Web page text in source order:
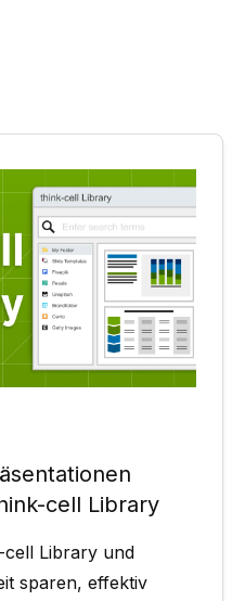
cell Library
cell Library und
sparen, effektiv